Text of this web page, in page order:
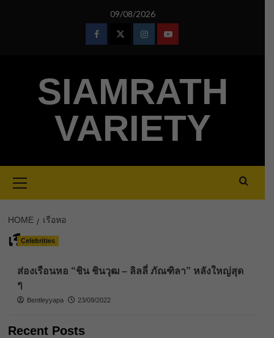
09/08/2026
FacebookTwitterInstagramYoutube
SIAMRATH
VARIETY
Menu
HOME เรือหอ
เรือหอ
Celebrities
ส่องเรือนหอ “ชิน ชินวุฒ – ลิลลี่ ภัณฑิลา” หลังใหญ่สุด
ๆ
Bentleyyapa 23/09/2022
Recent Posts